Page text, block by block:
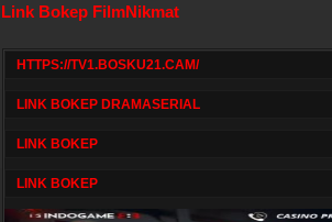
Link Bokep FilmNikmat
HTTPS://TV1.BOSKU21.CAM/
LINK BOKEP DRAMASERIAL
LINK BOKEP
LINK BOKEP